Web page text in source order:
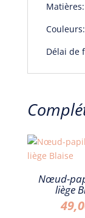
Délai de
Nœud-
liège